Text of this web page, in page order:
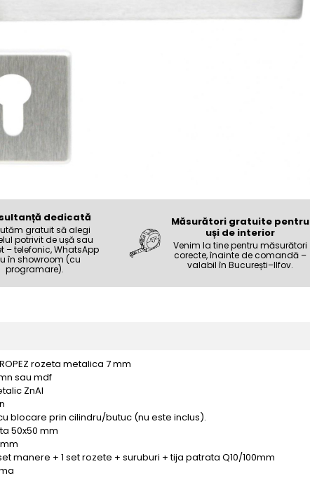
dedicată
gratuit să alegi
potrivit de ușă sau
– telefonic, WhatsApp
în showroom (cu
programare).
Măsurători gratuite pentru
uși de interior
Venim la tine pentru măsurători
corecte, înainte de comandă –
valabil în București–Ilfov.
rozeta metalica 7 mm
sau mdf
ZnAl
blocare prin cilindru/butuc (nu este inclus).
50x50 mm
manere + 1 set rozete + suruburi + tija patrata Q10/100mm